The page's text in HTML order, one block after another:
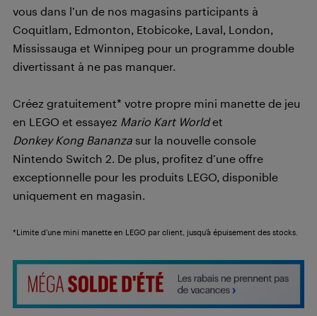
vous dans l’un de nos magasins participants à
Coquitlam, Edmonton, Etobicoke, Laval, London,
Mississauga et Winnipeg pour un programme double
divertissant à ne pas manquer.
Créez gratuitement* votre propre mini manette de jeu
en LEGO et essayez Mario Kart Worldet
Donkey Kong Bananza sur la nouvelle console
Nintendo Switch 2. De plus, profitez d’une offre
exceptionnelle pour les produits LEGO, disponible
uniquement en magasin.
*Limite d’une mini manette en LEGO par client, jusqu’à épuisement des stocks.